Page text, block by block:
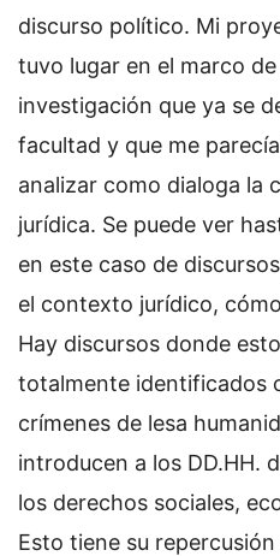
discurso político. Mi
tuvo lugar en el marco
investigación que ya se
facultad y que me
analizar como dialoga la
jurídica. Se puede ver
en este caso de
el contexto jurídico,
Hay discursos donde
totalmente identificados
crímenes de lesa
introducen a los DD.HH.
los derechos sociales,
Esto tiene su